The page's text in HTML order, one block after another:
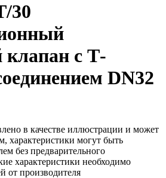
30
с Т-
DN32
в качестве иллюстрации и может
характеристики могут быть
без предварительного
характеристики необходимо
от производителя